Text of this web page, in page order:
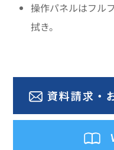
操作パネルはフル
拭き。